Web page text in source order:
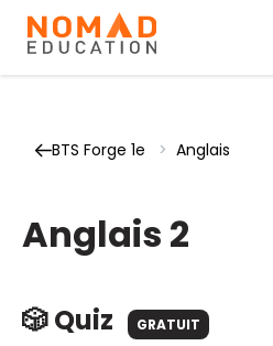
BTS Forge 1e > Anglais
Anglais 2
🎲 Quiz GRATUIT